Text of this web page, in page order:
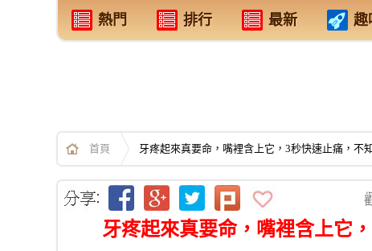
熱門 排行 最新 趣
首頁 牙疼起來真要命，嘴裡含上它，3秒快速止痛，不
牙疼起來真要命，嘴裡含上它